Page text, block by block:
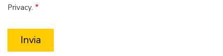
Privacy.